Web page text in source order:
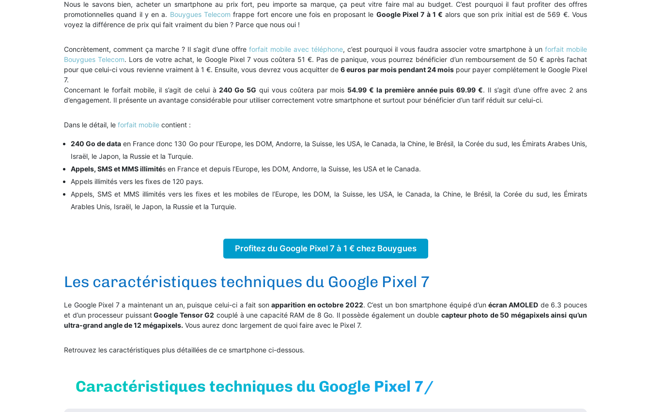
Nous le savons bien, acheter un smartphone au prix fort, peu importe sa marque, ça peut vitre faire mal au budget. C’est pourquoi il faut profiter des offres
promotionnelles quand il y en a. Bouygues Telecom frappe fort encore une fois en proposant le Google Pixel 7 à 1 € alors que son prix initial est de 569 €. Vous
voyez la différence de prix qui fait vraiment du bien ? Parce que nous oui !
Concrètement, comment ça marche ? Il s’agit d’une offre forfait mobile avec téléphone, c’est pourquoi il vous faudra associer votre smartphone à un forfait mobile
Bouygues Telecom. Lors de votre achat, le Google Pixel 7 vous coûtera 51 €. Pas de panique, vous pourrez bénéficier d’un remboursement de 50 € après l’achat
pour que celui-ci vous revienne vraiment à 1 €. Ensuite, vous devrez vous acquitter de6 euros par mois pendant 24 mois pour payer complétement le Google Pixel
7.
Concernant le forfait mobile, il s’agit de celui à 240 Go 5G qui vous coûtera par mois 54.99 € la première année puis 69.99 €. Il s’agit d’une offre avec 2 ans
d’engagement. Il présente un avantage considérable pour utiliser correctement votre smartphone et surtout pour bénéficier d’un tarif réduit sur celui-ci.
Dans le détail, le forfait mobile contient :
240 Go de data en France donc 130 Go pour l’Europe, les DOM, Andorre, la Suisse, les USA, le Canada, la Chine, le Brésil, la Corée du sud, les Émirats Arabes Unis,
Israël, le Japon, la Russie et la Turquie.
Appels, SMS et MMS illimités en France et depuis l’Europe, les DOM, Andorre, la Suisse, les USA et le Canada.
Appels illimités vers les fixes de 120 pays.
Appels, SMS et MMS illimités vers les fixes et les mobiles de l’Europe, les DOM, la Suisse, les USA, le Canada, la Chine, le Brésil, la Corée du sud, les Émirats
Arables Unis, Israël, le Japon, la Russie et la Turquie.
Profitez du Google Pixel 7 à 1 € chez Bouygues
Les caractéristiques techniques du Google Pixel 7
Le Google Pixel 7 a maintenant un an, puisque celui-ci a fait sonapparition en octobre 2022. C’est un bon smartphone équipé d’un écran AMOLED de 6.3 pouces
et d’un processeur puissantGoogle Tensor G2 couplé à une capacité RAM de 8 Go. Il possède également un double capteur photo de 50 mégapixels ainsi qu’un
ultra-grand angle de 12 mégapixels. Vous aurez donc largement de quoi faire avec le Pixel 7.
Retrouvez les caractéristiques plus détaillées de ce smartphone ci-dessous.
Caractéristiques techniques du Google Pixel 7/